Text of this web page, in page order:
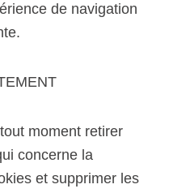
de navigation
moment retirer
concerne la
et supprimer les